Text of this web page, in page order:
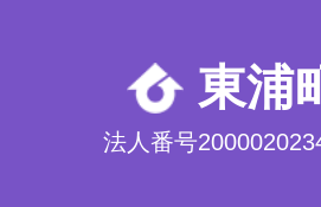
東浦
法人番号